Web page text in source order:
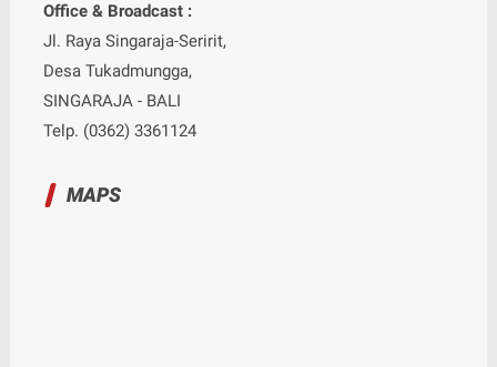
Office & Broadcast :
Jl. Raya Singaraja-Seririt,
Desa Tukadmungga,
SINGARAJA - BALI
Telp. (0362) 3361124
MAPS